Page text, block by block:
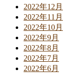
2022年12月
2022年11月
2022年10月
2022年9月
2022年8月
2022年7月
2022年6月